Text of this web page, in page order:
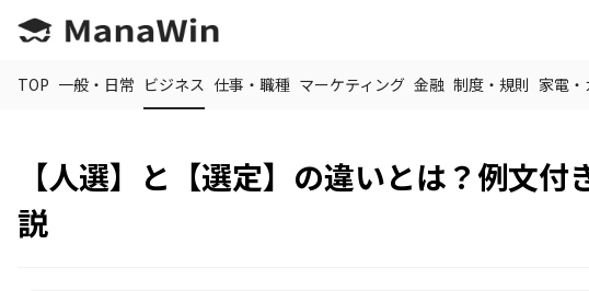
TOP 一般・日常 ビジネス 仕事・職種 マーケティング 金融 制度・規則 家電・
【人選】と【選定】の違いとは？例文
説